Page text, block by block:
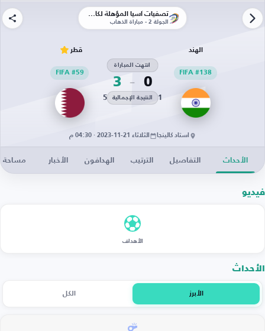
تصفيات آسيا المؤهلة لكأس العالم 2026
الجولة 2 - مباراة الذهاب
الهند
FIFA #138
0
انتهت المباراة
3
1 النتيجة الإجمالية 5
قطر
FIFA #59
استاد كالينجا الثلاثاء 21-11-2023 · 04:30 م
الأحداث التفاصيل الترتيب الهدافون الأخبار مساحة
فيديو
الأهداف
الأحداث
الأبرز الكل